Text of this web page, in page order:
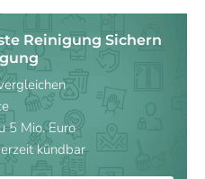
Reinigung Sichern
5 Mio. Euro
kündbar